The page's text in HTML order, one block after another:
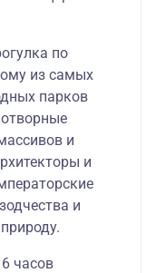
по
из самых
парков
и
и
и
6 часов